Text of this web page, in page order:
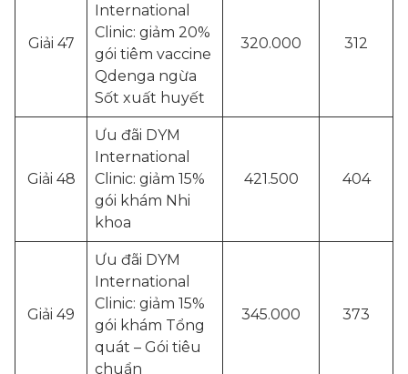
Giải 47
International
Clinic: giảm 20%
gói tiêm vaccine
Qdenga ngừa
Sốt xuất huyết
320.000 312
Giải 48
Ưu đãi DYM
International
Clinic: giảm 15%
gói khám Nhi
khoa
421.500 404
Giải 49
Ưu đãi DYM
International
Clinic: giảm 15%
gói khám Tổng
quát – Gói tiêu
chuẩn
345.000 373